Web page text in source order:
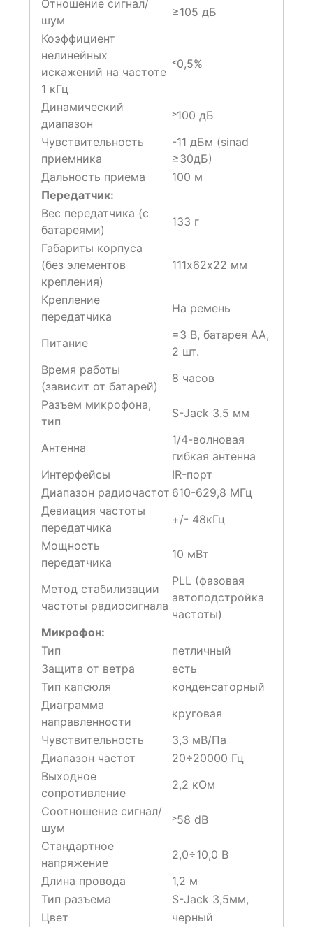
Отношение сигнал/
шум
≥105 дБ
Коэффициент
нелинейных
искажений на частоте
1 кГц
˂0,5%
Динамический
диапазон
˃100 дБ
Чувствительность
приемника
-11 дБм (sinad
≥30дБ)
Дальность приема
100 м
Передатчик:
Вес передатчика (с
батареями)
133 г
Габариты корпуса
(без элементов
крепления)
111х62х22 мм
Крепление
передатчика
На ремень
Питание
=3 В, батарея АА,
2 шт.
Время работы
(зависит от батарей)
8 часов
Разъем микрофона,
тип
S-Jack 3.5 мм
Антенна
1/4-волновая
гибкая антенна
Интерфейсы
IR-порт
Диапазон радиочастот 610-629,8 МГц
Девиация частоты
передатчика
+/- 48кГц
Мощность
передатчика
10 мВт
Метод стабилизации
частоты радиосигнала
PLL (фазовая
автоподстройка
частоты)
Микрофон:
Тип
петличный
Защита от ветра
есть
Тип капсюля
конденсаторный
Диаграмма
направленности
круговая
Чувствительность
3,3 мВ/Па
Диапазон частот
20÷20000 Гц
Выходное
сопротивление
2,2 кОм
Соотношение сигнал/
шум
˃58 dB
Стандартное
напряжение
2,0÷10,0 В
Длина провода
1,2 м
Тип разъема
S-Jack 3,5мм,
Цвет
черный